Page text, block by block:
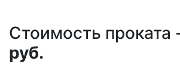
Стоимость проката
руб.